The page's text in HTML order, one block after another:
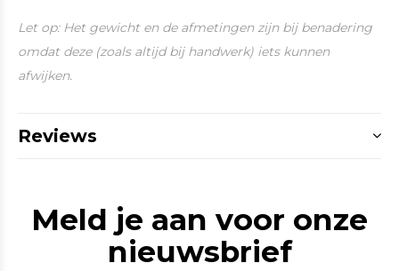
Let op: Het gewicht en de afmetingen zijn bij benadering
omdat deze (zoals altijd bij handwerk) iets kunnen
afwijken.
Reviews
Meld je aan voor onze
nieuwsbrief